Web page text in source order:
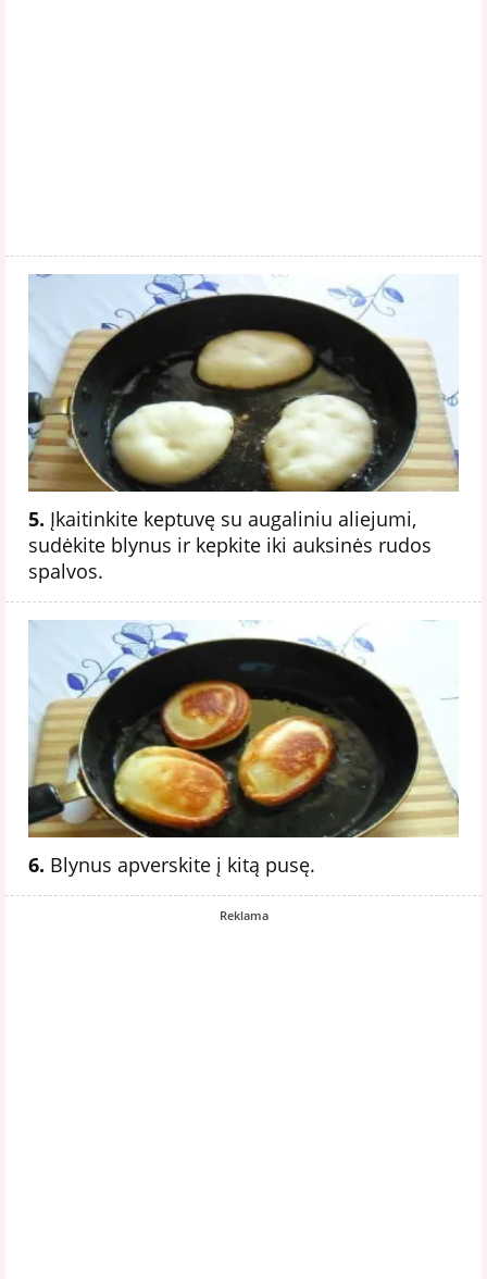
5. Įkaitinkite keptuvę su augaliniu aliejumi,
sudėkite blynus ir kepkite iki auksinės rudos
spalvos.
6. Blynus apverskite į kitą pusę.
Reklama